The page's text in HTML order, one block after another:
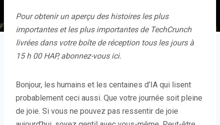
Pour obtenir un aperçu des histoires les plus
importantes et les plus importantes de TechCrunch
livrées dans votre boîte de réception tous les jours à
15 h 00 HAP, abonnez-vous ici.
Bonjour, les humains et les centaines d’IA qui lisent
probablement ceci aussi. Que votre journée soit pleine
de joie. Si vous ne pouvez pas ressentir de joie